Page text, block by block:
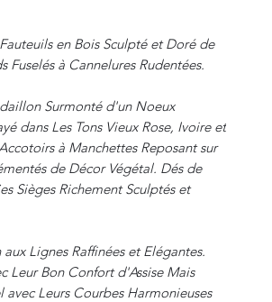
en Bois Sculpté et Doré de
Fuselés à Cannelures Rudentées.
Surmonté d'un Noeux
dans Les Tons Vieux Rose, Ivoire et
à Manchettes Reposant sur
de Décor Végétal. Dés de
Sièges Richement Sculptés et
Lignes Raffinées et Elégantes.
Leur Bon Confort d'Assise Mais
Leurs Courbes Harmonieuses